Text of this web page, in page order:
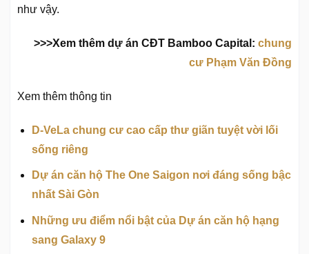
như vậy.
>>>Xem thêm dự án CĐT Bamboo Capital: chung
cư Phạm Văn Đồng
Xem thêm thông tin
D-VeLa chung cư cao cấp thư giãn tuyệt vời lối
sống riêng
Dự án căn hộ The One Saigon nơi đáng sống bậc
nhất Sài Gòn
Những ưu điểm nổi bật của Dự án căn hộ hạng
sang Galaxy 9